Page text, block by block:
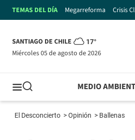
TEMAS DEL DÍA Megarreforma Crisis
SANTIAGO DE CHILE 17°
miércoles 05 de agosto de 2026
MEDIO
El Desconcierto >Opinión > Ballenas